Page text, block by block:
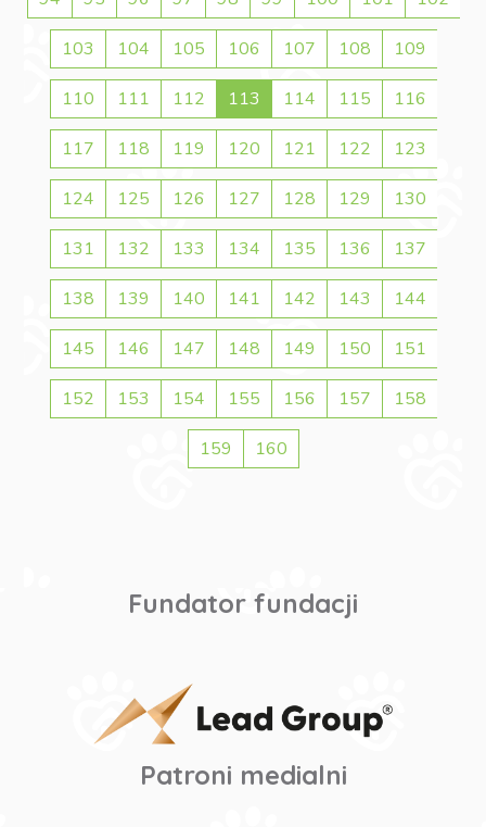
103 104 105 106 107 108 109
110 111 112 113 114 115 116
117 118 119 120 121 122 123
124 125 126 127 128 129 130
131 132 133 134 135 136 137
138 139 140 141 142 143 144
145 146 147 148 149 150 151
152 153 154 155 156 157 158
159 160
Fundator fundacji
Patroni medialni